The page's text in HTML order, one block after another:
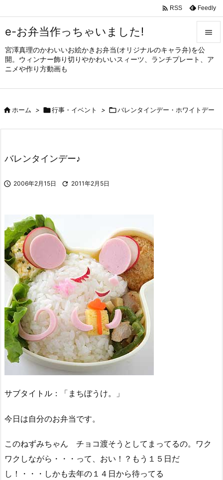
e-お弁当作っちゃいました!
宮澤真理のかわいいお絵かきお弁当(オリジナルのキャラ弁)を公
開。ウィンナー飾り切りやかわいいスィーツ、ランチプレート、ア
ニメや作り方動画も


メニュ
サイド

前へ

 RSS Feedly
ホーム > 行事・イベント > バレンタインデー・ホワイトデー
バレンタインデー♪
 2006年2月15日  2011年2月5日
サブタイトル：「まちぼうけ。」
今日は自分のお弁当です。
このねずみちゃん チョコ渡そうとしてまってるの。ワク
ワクしながら・・・って、おい！？もう１５日だ
し！・・・しかも去年の１４日から待ってる